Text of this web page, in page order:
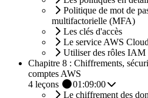
Politique de mot de
multifactorielle (MFA)
Les clés d'accès
Le service AWS
Utiliser des rôles IAM
Chapitre 8 : Chiffrements,
comptes AWS
4 leçons
01:09:00
Le chiffrement des